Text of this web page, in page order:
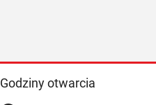
Godziny otwarcia